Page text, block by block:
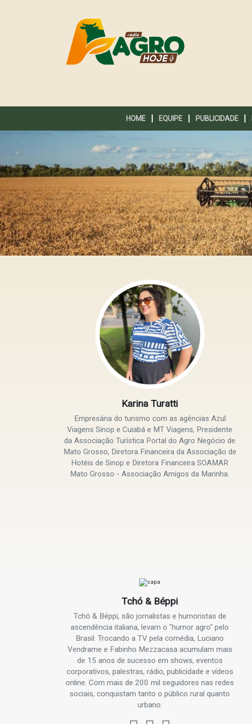
HOME EQUIPE PUBLICIDADE
Karina Turatti
Empresária do turismo com as agências Azul
Viagens Sinop e Cuiabá e MT Viagens, Presidente
da Associação Turística Portal do Agro Negócio de
Mato Grosso, Diretora Financeira da Associação de
Hotéis de Sinop e Diretora Financeira SOAMAR
Mato Grosso - Associação Amigos da Marinha.
Tchó & Béppi
Tchó & Béppi, são jornalistas e humoristas de
ascendência italiana, levam o "humor agro" pelo
Brasil. Trocando a TV pela comédia, Luciano
Vendrame e Fabinho Mezzacasa acumulam mais
de 15 anos de sucesso em shows, eventos
corporativos, palestras, rádio, publicidade e vídeos
online. Com mais de 200 mil seguidores nas redes
sociais, conquistam tanto o público rural quanto
urbano.